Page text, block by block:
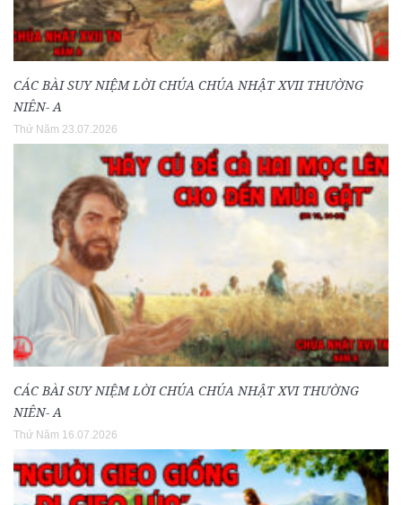
CÁC BÀI SUY NIỆM LỜI CHÚA CHÚA NHẬT XVII THƯỜNG
NIÊN- A
Thứ Năm 23.07.2026
CÁC BÀI SUY NIỆM LỜI CHÚA CHÚA NHẬT XVI THƯỜNG
NIÊN- A
Thứ Năm 16.07.2026